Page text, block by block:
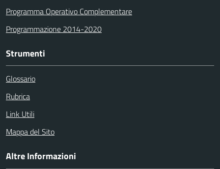
Programma Operativo Complementare
Programmazione 2014-2020
Strumenti
Glossario
Rubrica
Link Utili
Mappa del Sito
Altre Informazioni